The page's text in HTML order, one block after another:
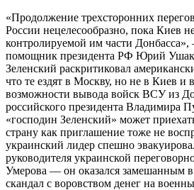
«Продолжение трехсторонних
России нецелесообразно, пока Киев
контролируемой им части
помощник президента РФ Юрий
Зеленский раскритиковал
что те ездят в Москву, но не в Киев и
возможности вывода войск ВСУ из
российского президента Владимира
«господин Зеленский» может
страну как приглашение тоже не
украинский лидер спешно
руководителя украинской
Умерова — он оказался замешанным
скандал с воровством денег на